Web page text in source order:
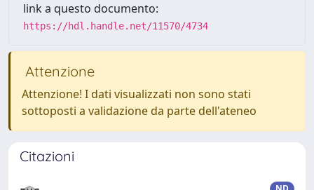
link a questo documento:
https://hdl.handle.net/11570/4734
Attenzione
Attenzione! I dati visualizzati non sono stati
sottoposti a validazione da parte dell'ateneo
Citazioni